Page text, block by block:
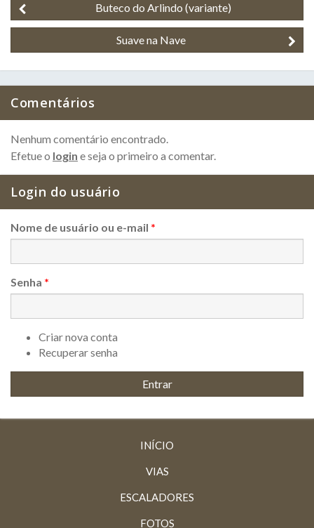
Buteco do Arlindo (variante)
Suave na Nave
Comentários
Nenhum comentário encontrado.
Efetue o login e seja o primeiro a comentar.
Login do usuário
Nome de usuário ou e-mail *
Senha *
Criar nova conta
Recuperar senha
INÍCIO
VIAS
ESCALADORES
FOTOS